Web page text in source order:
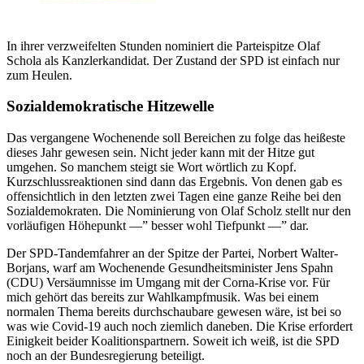
In ihrer verzweifelten Stunden nominiert die Parteispitze Olaf
Schola als Kanzlerkandidat. Der Zustand der SPD ist einfach nur
zum Heulen.
Sozialdemokratische Hitzewelle
Das vergangene Wochenende soll Bereichen zu folge das heißeste
dieses Jahr gewesen sein. Nicht jeder kann mit der Hitze gut
umgehen. So manchem steigt sie Wort wörtlich zu Kopf.
Kurzschlussreaktionen sind dann das Ergebnis. Von denen gab es
offensichtlich in den letzten zwei Tagen eine ganze Reihe bei den
Sozialdemokraten. Die Nominierung von Olaf Scholz stellt nur den
vorläufigen Höhepunkt —” besser wohl Tiefpunkt —” dar.
Der SPD-Tandemfahrer an der Spitze der Partei, Norbert Walter-
Borjans, warf am Wochenende Gesundheitsminister Jens Spahn
(CDU) Versäumnisse im Umgang mit der Corna-Krise vor. Für
mich gehört das bereits zur Wahlkampfmusik. Was bei einem
normalen Thema bereits durchschaubare gewesen wäre, ist bei so
was wie Covid-19 auch noch ziemlich daneben. Die Krise erfordert
Einigkeit beider Koalitionspartnern. Soweit ich weiß, ist die SPD
noch an der Bundesregierung beteiligt.